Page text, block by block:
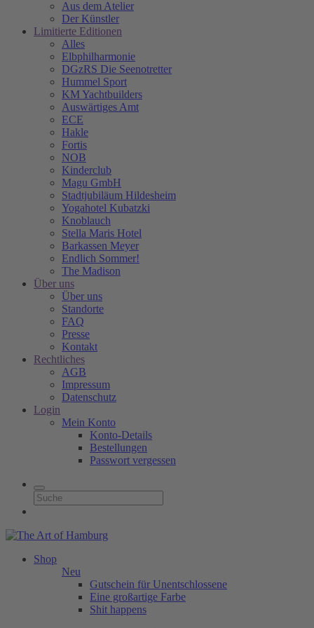
Aus dem Atelier
Der Künstler
Limitierte Editionen
Alles
Elbphilharmonie
DGzRS Die Seenotretter
Hummel Sport
KM Yachtbuilders
Auswärtiges Amt
ECE
Hakle
Fortis
NOB
Kinderclub
Magu GmbH
Stadtjubiläum Hildesheim
Yogahotel Kubatzki
Knoblauch
Stella Maris Hotel
Barkassen Meyer
Endlich Sommer!
The Madison
Über uns
Über uns
Standorte
FAQ
Presse
Kontakt
Rechtliches
AGB
Impressum
Datenschutz
Login
Mein Konto
Konto-Details
Bestellungen
Passwort vergessen
Shop
Neu
Gutschein für Unentschlossene
Eine großartige Farbe
Shit happens